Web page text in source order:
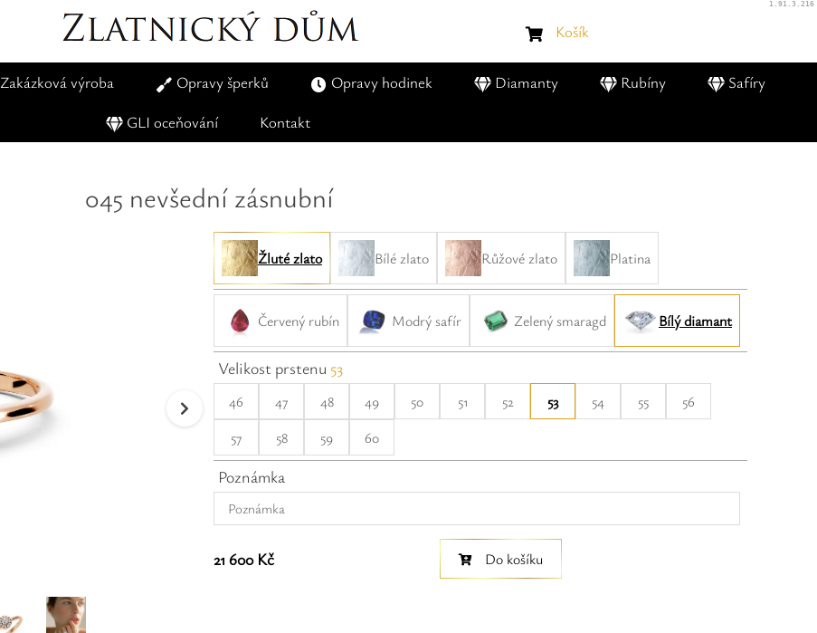
Zakázková výroba Opravy šperků Opravy hodinek Diamanty Rubíny
Safíry
GLI oceňování
Kontakt
Košík
1.91.3.216
045 nevšední zásnubní
Žluté zlato Bílé zlato Růžové zlato Platina
Červený rubín Modrý safír Zelený smaragd Bílý diamant
Velikost prstenu 53
46 47 48 49 50 51 52 53 54 55
56
57
58 59 60
Poznámka
Do košíku
21 600 Kč